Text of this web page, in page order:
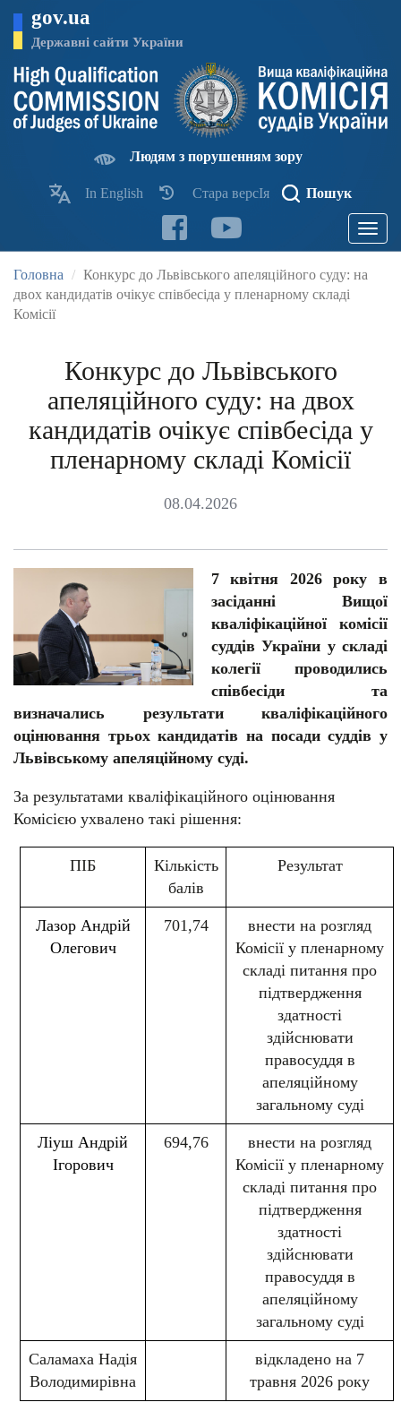
основного
матеріалу
gov.ua
Державні сайти України
Людям з порушенням зору
In English Стара версІя Пошук
Toggle
Головна
Конкурс до Львівського апеляційного суду: на
двох кандидатів очікує співбесіда у пленарному складі
Комісії
Конкурс до Львівського
апеляційного суду: на двох
кандидатів очікує співбесіда у
пленарному складі Комісії
08.04.2026
7 квітня 2026 року в
засіданні Вищої
кваліфікаційної комісії
суддів України у складі
колегії проводились
співбесіди та
визначались результати кваліфікаційного
оцінювання трьох кандидатів на посади суддів у
Львівському апеляційному суді.
За результатами кваліфікаційного оцінювання
Комісією ухвалено такі рішення:
ПІБ
Кількість
балів
Результат
Лазор Андрій
Олегович
701,74
внести на розгляд
Комісії у пленарному
складі питання про
підтвердження
здатності
здійснювати
правосуддя в
апеляційному
загальному суді
Ліуш Андрій
Ігорович
694,76
внести на розгляд
Комісії у пленарному
складі питання про
підтвердження
здатності
здійснювати
правосуддя в
апеляційному
загальному суді
Саламаха Надія
Володимирівна
відкладено на 7
травня 2026 року